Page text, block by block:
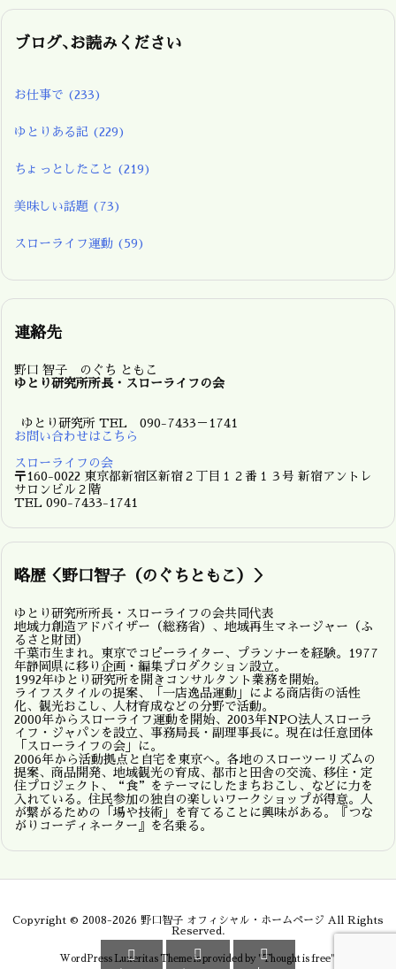
ブログ､お読みください
お仕事で (233)
ゆとりある記 (229)
ちょっとしたこと (219)
美味しい話題 (73)
スローライフ運動 (59)
連絡先
野口 智子 のぐち ともこ
ゆとり研究所所長・スローライフの会
ゆとり研究所 TEL 090-7433－1741
お問い合わせはこちら
スローライフの会
〒160-0022 東京都新宿区新宿２丁目１２番１３号 新宿アントレ
サロンビル２階
TEL 090-7433-1741
略歴＜野口智子（のぐちともこ）＞
ゆとり研究所所長・スローライフの会共同代表
地域力創造アドバイザー（総務省）、地域再生マネージャー（ふ
るさと財団）
千葉市生まれ。東京でコピーライター、プランナーを経験。1977
年静岡県に移り企画・編集プロダクション設立。
1992年ゆとり研究所を開きコンサルタント業務を開始。
ライフスタイルの提案、「一店逸品運動」による商店街の活性
化、観光おこし、人材育成などの分野で活動。
2000年からスローライフ運動を開始、2003年NPO法人スローラ
イフ・ジャパンを設立、事務局長・副理事長に。現在は任意団体
「スローライフの会」に。
2006年から活動拠点と自宅を東京へ。各地のスローツーリズムの
提案、商品開発、地域観光の育成、都市と田舎の交流、移住・定
住プロジェクト、“食”をテーマにしたまちおこし、などに力を
入れている。住民参加の独自の楽しいワークショップが得意。人
が繋がるための「場や技術」を育てることに興味がある。『つな
がりコーディネーター』を名乗る。
Copyright © 2008-2026 野口智子 オフィシャル・ホームページ All Rights
Reserved.
WordPress Luxeritas Theme is provided by "Thought is free".
  